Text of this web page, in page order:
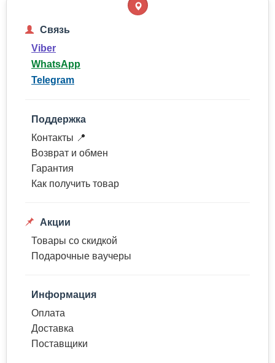
Связь
Viber
WhatsApp
Telegram
Поддержка
Контакты 📍
Возврат и обмен
Гарантия
Как получить товар
Акции
Товары со скидкой
Подарочные ваучеры
Информация
Оплата
Доставка
Поставщики